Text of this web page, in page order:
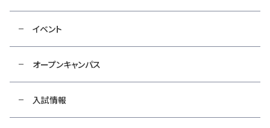
イベント
オープンキャンパス
入試情報